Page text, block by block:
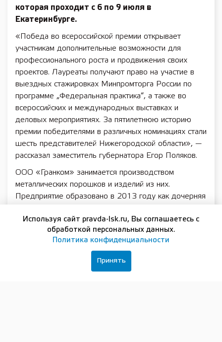
которая проходит с 6 по 9 июля в
Екатеринбурге.
«Победа во всероссийской премии открывает
участникам дополнительные возможности для
профессионального роста и продвижения своих
проектов. Лауреаты получают право на участие в
выездных стажировках Минпромторга России по
программе „Федеральная практика“, а также во
всероссийских и международных выставках и
деловых мероприятиях. За пятилетнюю историю
премии победителями в различных номинациях стали
шесть представителей Нижегородской области», —
рассказал заместитель губернатора Егор Поляков.
ООО «Гранком» занимается производством
металлических порошков и изделий из них.
Предприятие образовано в 2013 году как дочерняя
территории в городе Кулебаки.
Под руководством Артема Максимова организация
реализовала ряд стратегически важных проектов. В
частности, на заводе проведена модернизация,
расширена линейка выпускаемой продукции,
Используя сайт pravda-lsk.ru, Вы соглашаетесь с
обработкой персональных данных.
Политика конфиденциальности
Принять